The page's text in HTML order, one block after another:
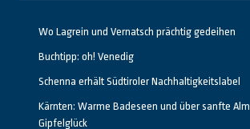
Wo Lagrein und Vernatsch prächtig gedeihen
Buchtipp: oh! Venedig
Schenna erhält Südtiroler Nachhaltigkeitslabel
Kärnten: Warme Badeseen und über sanfte
Gipfelglück